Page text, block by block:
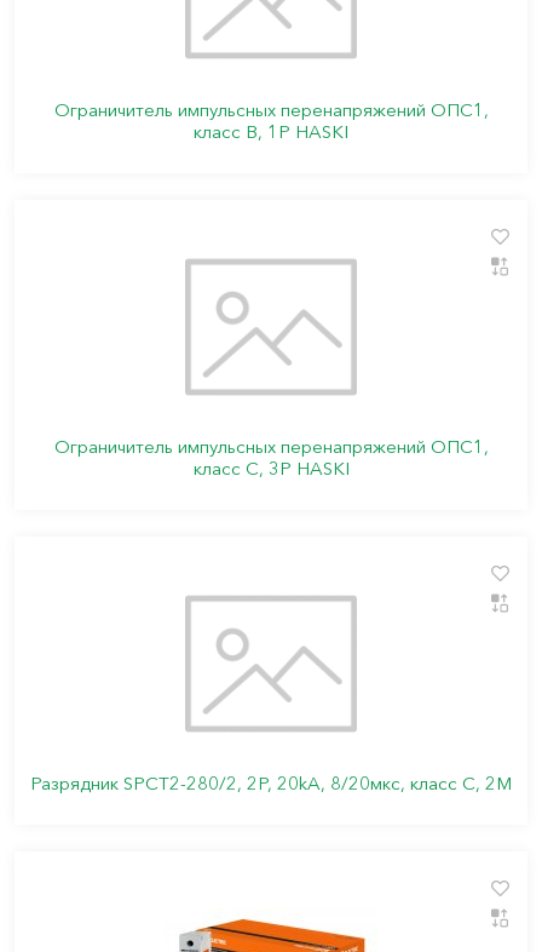
Ограничитель импульсных перенапряжений ОПС1,
класс В, 1P HASKI
Ограничитель импульсных перенапряжений ОПС1,
класс C, 3P HASKI
Разрядник SPCT2-280/2, 2P, 20kA, 8/20мкс, класс C, 2M